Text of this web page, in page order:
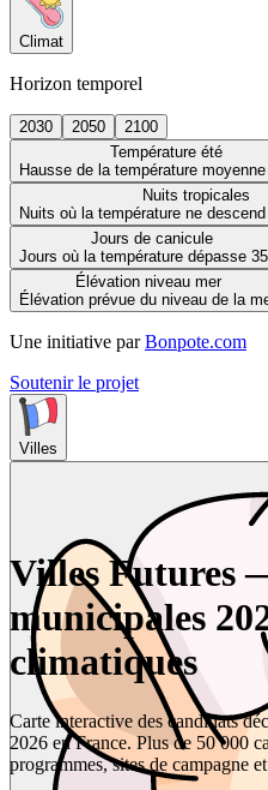
Climat
Horizon temporel
2030 2050
2100
Température été
Hausse de la température
Nuits tropicales
Nuits où la température ne
Jours de canicule
Jours où la température dépasse
Élévation niveau mer
Élévation prévue du niveau de la
Une initiative par Bonpote.com
Soutenir le projet
Villes
Villes Futures
municipales
climatiques
Carte interactive des candidats
2026 en France. Plus de 50 000
programmes, sites de campagne